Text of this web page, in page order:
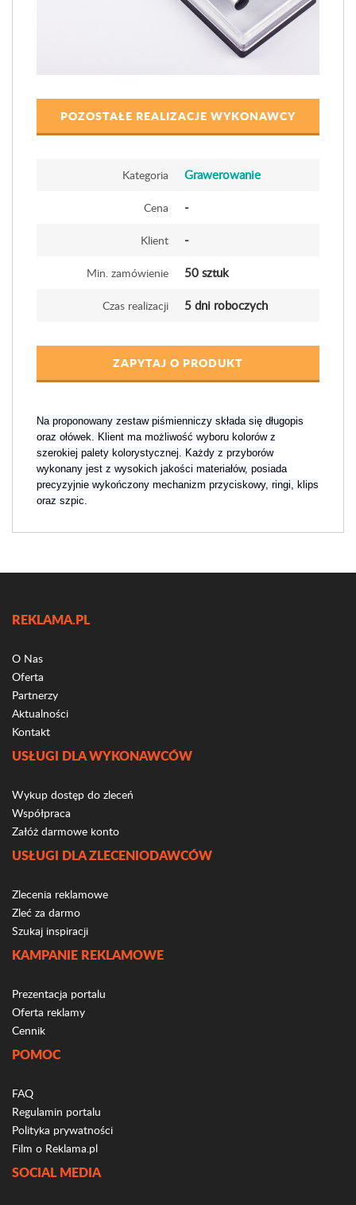
POZOSTAŁE REALIZACJE WYKONAWCY
Kategoria Grawerowanie
Cena -
Klient -
Min. zamówienie 50 sztuk
Czas realizacji 5 dni roboczych
ZAPYTAJ O PRODUKT
Na proponowany zestaw piśmienniczy składa się długopis
oraz ołówek. Klient ma możliwość wyboru kolorów z
szerokiej palety kolorystycznej. Każdy z przyborów
wykonany jest z wysokich jakości materiałów, posiada
precyzyjnie wykończony mechanizm przyciskowy, ringi, klips
oraz szpic.
REKLAMA.PL
O Nas
Oferta
Partnerzy
Aktualności
Kontakt
USŁUGI DLA WYKONAWCÓW
Wykup dostęp do zleceń
Współpraca
Załóż darmowe konto
USŁUGI DLA ZLECENIODAWCÓW
Zlecenia reklamowe
Zleć za darmo
Szukaj inspiracji
KAMPANIE REKLAMOWE
Prezentacja portalu
Oferta reklamy
Cennik
POMOC
FAQ
Regulamin portalu
Polityka prywatności
Film o Reklama.pl
SOCIAL MEDIA